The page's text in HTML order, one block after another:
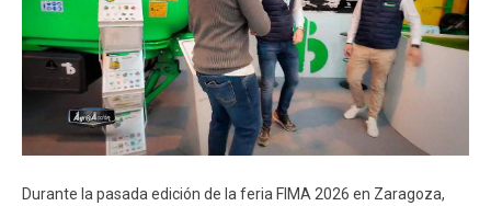
Durante la pasada edición de la feria FIMA 2026 en Zaragoza,